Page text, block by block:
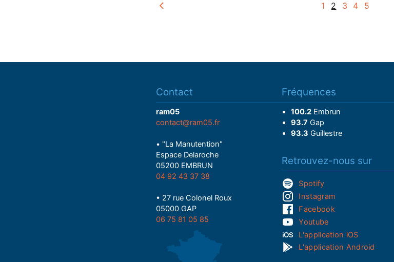
1 2 3 4 5
Contact
ram05
contact@ram05.fr
• "La Manutention"
Espace Delaroche
05200 EMBRUN
04 92 43 37 38
• 27 rue Colonel Roux
05000 GAP
06 75 81 05 85
Fréquences
100.2Embrun
93.7 Gap
93.3 Guillestre
Retrouvez-nous sur
Spotify
Instagram
Facebook
Youtube
L'application iOS
L'application Android